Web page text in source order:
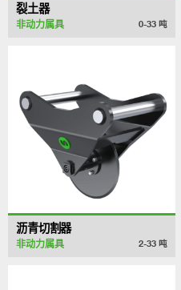
裂土器
非动力属具 0-33 吨
沥青切割器
非动力属具 2-33 吨